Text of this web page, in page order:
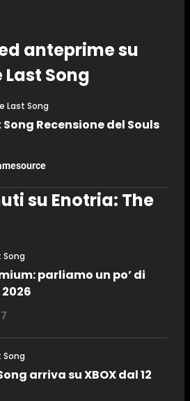
anteprime su
Last Song
Last Song
Song Recensione del Souls
su Enotria: The
Song
parliamo un po’ di
Song
arriva su XBOX dal 12